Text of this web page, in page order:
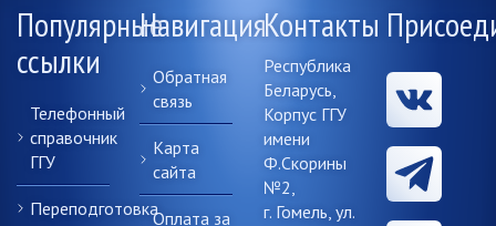
Популярные
ссылки
Телефонный
справочник
ГГУ
Переподготовка
Навигация
Обратная
связь
Карта
сайта
Оплата за
Контакты
Республика
Беларусь,
Корпус ГГУ
имени
Ф.Скорины
№2,
г. Гомель, ул.